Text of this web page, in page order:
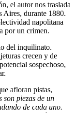
el autor nos traslada
Aires, durante 1880.
napolitana
por un crimen.
del inquilinato.
crecen y de
sospechoso,
afloran pistas,
son piezas de un
de cada uno.